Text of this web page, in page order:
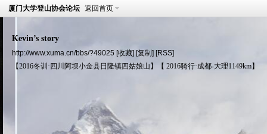
厦门大学登山协会论坛 返回首页
Kevin’s story
http://www.xuma.cn/bbs/?49025 [收藏] [复制] [RSS]
【2016冬训·四川阿坝小金县日隆镇四姑娘山】【 2016骑行·成都-大理1149km】